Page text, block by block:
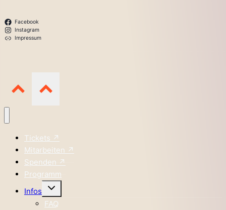
Facebook
Instagram
Impressum
Tickets ↗
Mitarbeiten ↗
Spenden ↗
Programm
Infos
Untermenü
FAQ